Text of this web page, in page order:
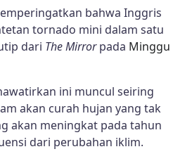
bahwa Inggris
tornado mini dalam satu
dari The Mirrorpada Minggu
ini muncul seiring
akan curah hujan yang tak
akan meningkat pada tahun
dari perubahan iklim.